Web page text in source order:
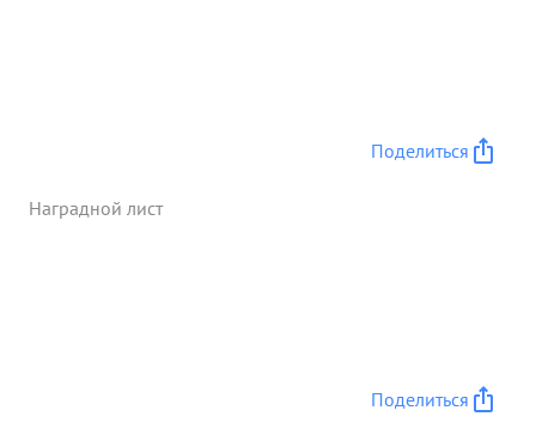
Поделиться
Наградной лист
Поделиться